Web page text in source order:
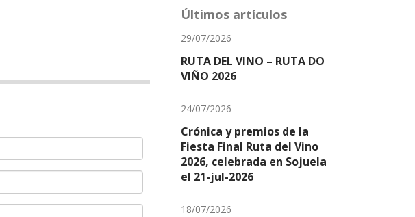
Últimos artículos
29/07/2026
RUTA DEL VINO – RUTA DO
VIÑO 2026
24/07/2026
Crónica y premios de la
Fiesta Final Ruta del Vino
2026, celebrada en Sojuela
el 21-jul-2026
18/07/2026